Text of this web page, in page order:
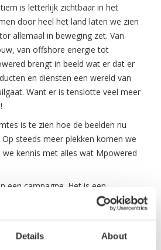
Details About
is letterlijk zichtbaar in het
door heel het land laten we zien
allemaal in beweging zet. Van
van offshore energie tot
brengt in beeld wat er dat er
en diensten een wereld van
Want er is tenslotte veel meer
is te zien hoe de beelden nu
steeds meer plekken komen we
kennis met alles wat Mpowered
een campagne. Het is een
van bedrijven, organisaties en
die samen vertellen wat
te maken en trots uit te dragen,